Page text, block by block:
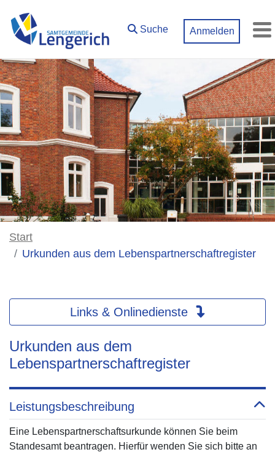
Zum Hauptinhalt springen
Suche
Anmelden
Start
Urkunden aus dem Lebenspartnerschaftregister
Links & Onlinedienste
Urkunden aus dem
Lebenspartnerschaftregister
Leistungsbeschreibung
Eine Lebenspartnerschaftsurkunde können Sie beim
Standesamt beantragen. Hierfür wenden Sie sich bitte an